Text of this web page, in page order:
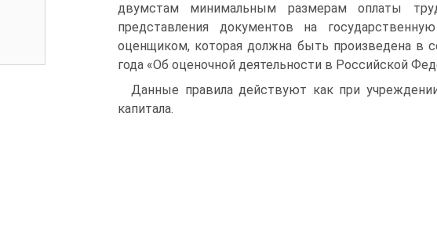
двумстам минимальным размерам оплаты
представления документов на
оценщиком, которая должна быть произведена в
года «Об оценочной деятельности в Российской
Данные правила действуют как при
капитала.